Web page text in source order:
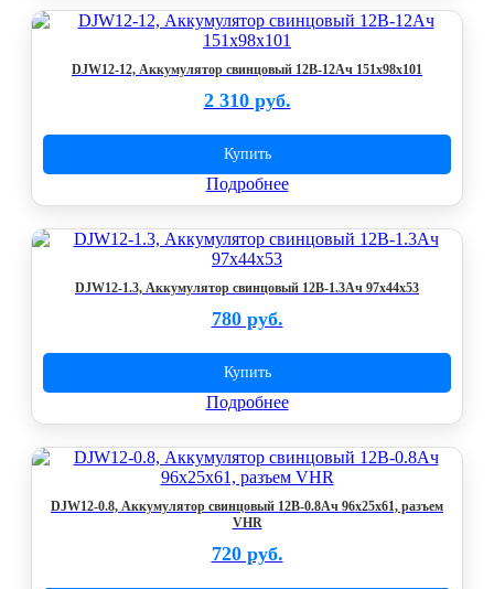
DJW12-12, Аккумулятор свинцовый 12В-12Ач 151x98x101
2 310 руб.
Купить
Подробнее
DJW12-1.3, Аккумулятор свинцовый 12В-1.3Ач 97x44x53
780 руб.
Купить
Подробнее
DJW12-0.8, Аккумулятор свинцовый 12В-0.8Ач 96x25x61, разъем
VHR
720 руб.